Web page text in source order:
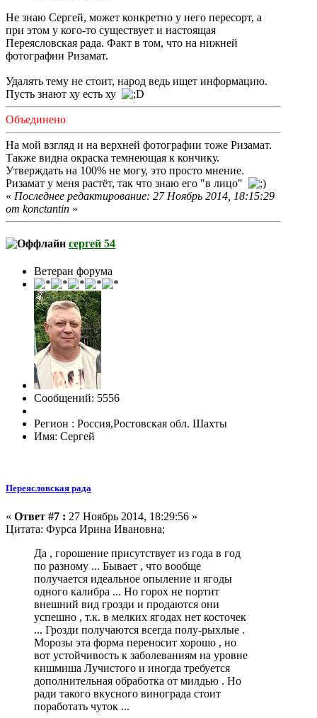
Не знаю Сергей, может конкретно у него пересорт, а
при этом у кого-то существует и настоящая
Переясловская рада. Факт в том, что на нижней
фотографии Ризамат.
Удалять тему не стоит, народ ведь ищет информацию.
Пусть знают ху есть ху
Объединено
На мой взгляд и на верхней фотографии тоже Ризамат.
Также видна окраска темнеющая к кончику.
Утверждать на 100% не могу, это просто мнение.
Ризамат у меня растёт, так что знаю его "в лицо"
« Последнее редактирование: 27 Ноябрь 2014, 18:15:29
от konctantin »
сергей 54
Ветеран форума
Сообщений: 5556
Регион : Россия,Ростовская обл. Шахты
Имя: Сергей
Переясловская рада
« Ответ #7 : 27 Ноябрь 2014, 18:29:56 »
Цитата: Фурса Ирина Ивановна;
Да , горошение присутствует из года в год
по разному ... Бывает , что вообще
получается идеальное опыление и ягоды
одного калибра ... Но горох не портит
внешний вид грозди и продаются они
успешно , т.к. в мелких ягодах нет косточек
... Грозди получаются всегда полу-рыхлые .
Морозы эта форма переносит хорошо , но
вот устойчивость к заболеваниям на уровне
кишмиша Лучистого и иногда требуется
дополнительная обработка от милдью . Но
ради такого вкусного винограда стоит
поработать чуток ...